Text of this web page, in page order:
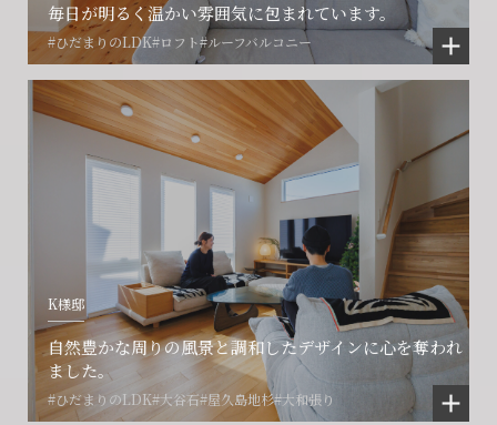
毎日が明るく温かい雰囲気に包まれています。
#ひだまりのLDK#ロフト#ルーフバルコニー
K様邸
自然豊かな周りの風景と調和したデザインに心を奪われ
ました。
#ひだまりのLDK#大谷石#屋久島地杉#大和張り
会社に関することや物件についての
ご相談はこちら
フォームからのお問い合わせ
賃貸物件入居者様の
お困りごとのご相談はこちら
解約のお申し込み
土地の活用・賃貸経営に関する
ご相談はこちら
フォームからのお問い合わせ